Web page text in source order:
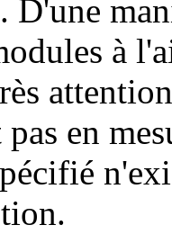
D'une
à
pas en